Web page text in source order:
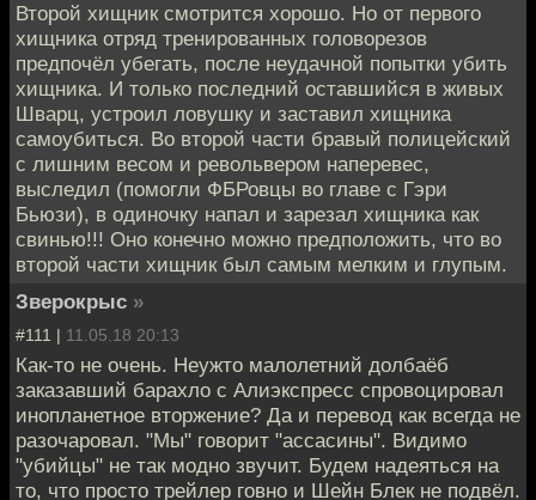
Второй хищник смотрится хорошо. Но от первого
хищника отряд тренированных головорезов
предпочёл убегать, после неудачной попытки убить
хищника. И только последний оставшийся в живых
Шварц, устроил ловушку и заставил хищника
самоубиться. Во второй части бравый полицейский
с лишним весом и револьвером наперевес,
выследил (помогли ФБРовцы во главе с Гэри
Бьюзи), в одиночку напал и зарезал хищника как
свинью!!! Оно конечно можно предположить, что во
второй части хищник был самым мелким и глупым.
Зверокрыс »
#111 | 11.05.18 20:13
Как-то не очень. Неужто малолетний долбаёб
заказавший барахло с Алиэкспресс спровоцировал
инопланетное вторжение? Да и перевод как всегда не
разочаровал. "Мы" говорит "ассасины". Видимо
"убийцы" не так модно звучит. Будем надеяться на
то, что просто трейлер говно и Шейн Блек не подвёл.